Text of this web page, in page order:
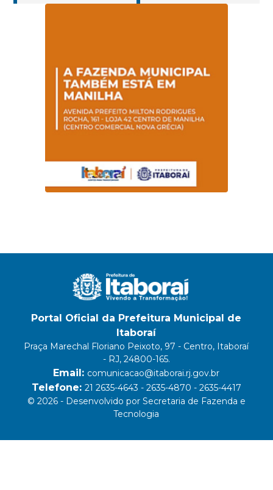
Portal Oficial da Prefeitura Municipal de
Itaboraí
Praça Marechal Floriano Peixoto, 97 - Centro, Itaboraí
- RJ, 24800-165.
Email: comunicacao@itaborai.rj.gov.br
Telefone: 21 2635-4643 - 2635-4870 - 2635-4417
© 2026 - Desenvolvido por Secretaria de Fazenda e
Tecnologia